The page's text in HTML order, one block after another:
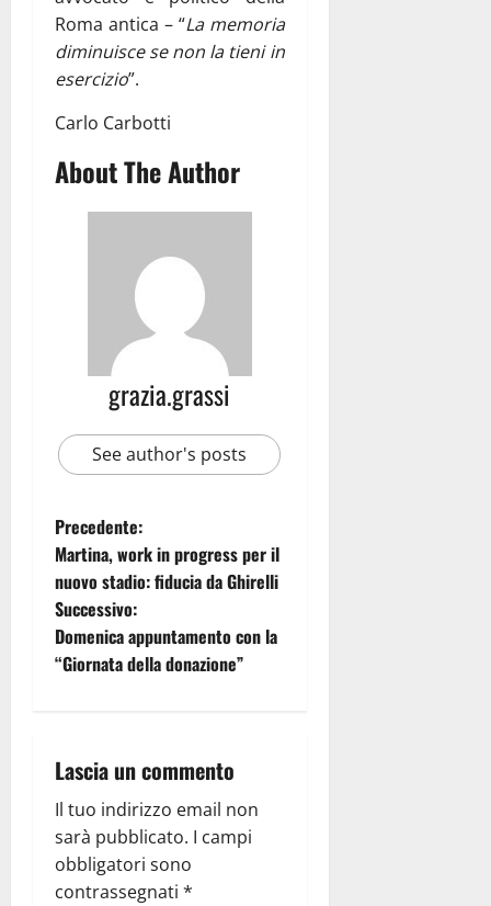
Roma antica – “La memoria
diminuisce se non la tieni in
esercizio”.
Carlo Carbotti
About The Author
grazia.grassi
See author's posts
Precedente:
Martina, work in progress per il
nuovo stadio: fiducia da Ghirelli
Successivo:
Domenica appuntamento con la
“Giornata della donazione”
Lascia un commento
Il tuo indirizzo email non
sarà pubblicato. I campi
obbligatori sono
contrassegnati *